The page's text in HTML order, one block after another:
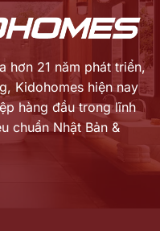
hơn 21 năm phát triển,
Kidohomes hiện nay
hàng đầu trong lĩnh
chuẩn Nhật Bản &